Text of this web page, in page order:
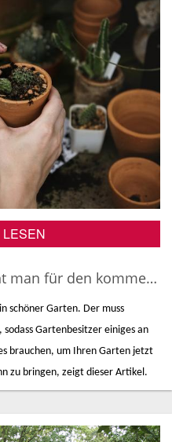
Gartengeräte: Das braucht man für den kommenden Frühling
schöner Garten. Der muss
Gartenbesitzer einiges an
brauchen, um Ihren Garten jetzt
zu bringen, zeigt dieser Artikel.